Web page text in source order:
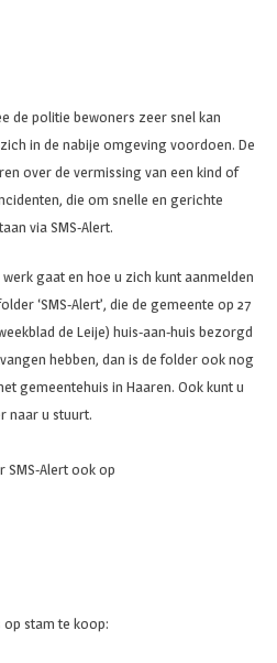
de politie bewoners zeer snel kan
in de nabije omgeving voordoen. De
over de vermissing van een kind of
die om snelle en gerichte
via SMS-Alert.
gaat en hoe u zich kunt aanmelden
‘SMS-Alert’, die de gemeente op 27
de Leije) huis-aan-huis bezorgd
hebben, dan is de folder ook nog
gemeentehuis in Haaren. Ook kunt u
naar u stuurt.
SMS-Alert ook op
op stam te koop: